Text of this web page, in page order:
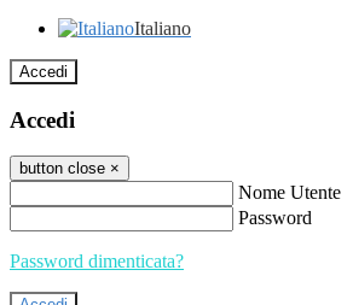
Italiano
Accedi
Accedi
button close ×
Nome Utente
Password
Password dimenticata?